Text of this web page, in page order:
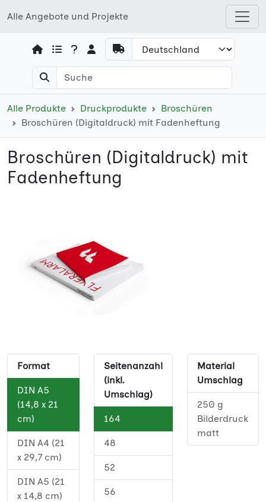
Alle Angebote und Projekte
Open shops menu
Alle Produkte Druckprodukte
Broschüren
Broschüren (Digitaldruck) mit Fadenheftung
Broschüren (Digitaldruck) mit
Fadenheftung
Format
DIN A5
(14,8 x 21
cm)
DIN A4 (21
x 29,7 cm)
DIN A5 (21
x 14,8 cm)
Seitenanzahl
(inkl.
Umschlag)
164
48
52
56
Material
Umschlag
250 g
Bilderdruck
matt